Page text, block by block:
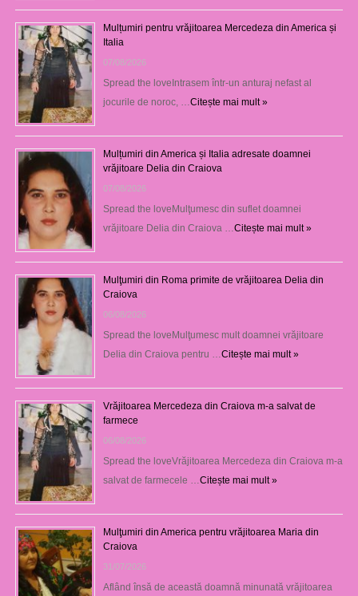
Mulțumiri pentru vrăjitoarea Mercedeza din America și
Italia
07/08/2026
Spread the loveIntrasem într-un anturaj nefast al
jocurile de noroc, …Citește mai mult »
Mulțumiri din America și Italia adresate doamnei
vrăjitoare Delia din Craiova
07/08/2026
Spread the loveMulţumesc din suflet doamnei
vrăjitoare Delia din Craiova …Citește mai mult »
Mulţumiri din Roma primite de vrăjitoarea Delia din
Craiova
06/08/2026
Spread the loveMulţumesc mult doamnei vrăjitoare
Delia din Craiova pentru …Citește mai mult »
Vrăjitoarea Mercedeza din Craiova m-a salvat de
farmece
06/08/2026
Spread the loveVrăjitoarea Mercedeza din Craiova m-a
salvat de farmecele …Citește mai mult »
Mulţumiri din America pentru vrăjitoarea Maria din
Craiova
31/07/2026
Aflând însă de această doamnă minunată vrăjitoarea